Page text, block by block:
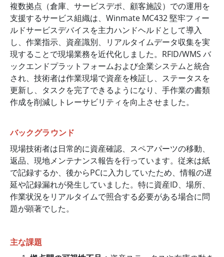
複数拠点（倉庫、サービスデポ、顧客施設）での運用を
支援するサービス組織は、Winmate MC432 堅牢フィー
ルドサービスデバイスを主力ハンドヘルドとして導入
し、作業指示、資産識別、リアルタイムデータ収集を実
現することで現場業務を近代化しました。RFID/WMS バ
ックエンドプラットフォームおよび企業システムと統合
され、技術者は作業現場で資産を検証し、ステータスを
更新し、タスクを完了できるようになり、手作業の書類
作成を削減しトレーサビリティを向上させました。
バックグラウンド
現場技術者は日常的に資産確認、スペアパーツの移動、
返品、現地メンテナンス報告を行っています。従来は紙
で記録するか、後からPCに入力していたため、情報の遅
延や記録漏れが発生していました。特に資産ID、場所、
作業状況をリアルタイムで照合する必要がある場合に問
題が顕著でした。
主な課題